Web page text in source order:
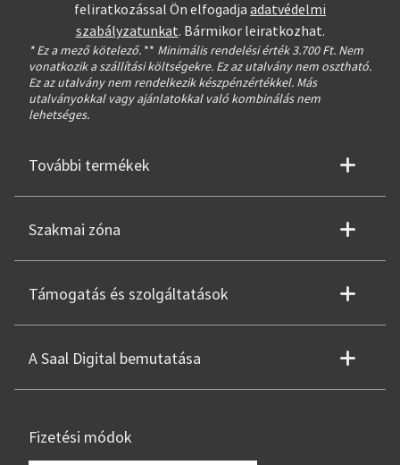
feliratkozással Ön elfogadja adatvédelmi
szabályzatunkat. Bármikor leiratkozhat.
* Ez a mező kötelező. ** Minimális rendelési érték 3.700 Ft. Nem
vonatkozik a szállítási költségekre. Ez az utalvány nem osztható.
Ez az utalvány nem rendelkezik készpénzértékkel. Más
utalványokkal vagy ajánlatokkal való kombinálás nem
lehetséges.
További termékek
Szakmai zóna
Támogatás és szolgáltatások
A Saal Digital bemutatása
Fizetési módok